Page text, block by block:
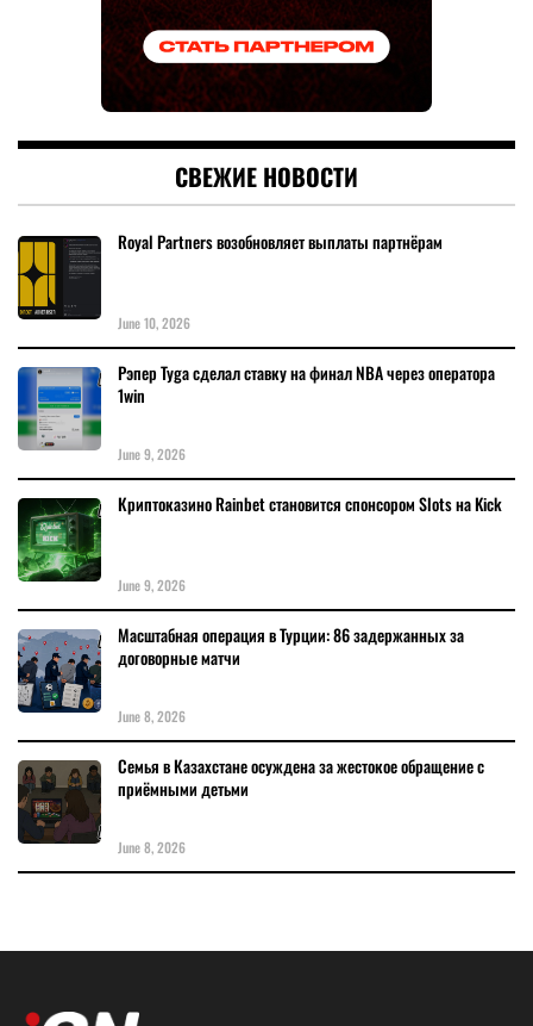
СВЕЖИЕ НОВОСТИ
Royal Partners возобновляет выплаты партнёрам
June 10, 2026
Рэпер Tyga сделал ставку на финал NBA через оператора
1win
June 9, 2026
Криптоказино Rainbet становится спонсором Slots на Kick
June 9, 2026
Масштабная операция в Турции: 86 задержанных за
договорные матчи
June 8, 2026
Семья в Казахстане осуждена за жестокое обращение с
приёмными детьми
June 8, 2026